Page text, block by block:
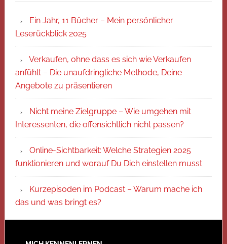
Ein Jahr, 11 Bücher – Mein persönlicher
Leserückblick 2025
Verkaufen, ohne dass es sich wie Verkaufen
anfühlt – Die unaufdringliche Methode, Deine
Angebote zu präsentieren
Nicht meine Zielgruppe – Wie umgehen mit
Interessenten, die offensichtlich nicht passen?
Online-Sichtbarkeit: Welche Strategien 2025
funktionieren und worauf Du Dich einstellen musst
Kurzepisoden im Podcast – Warum mache ich
das und was bringt es?